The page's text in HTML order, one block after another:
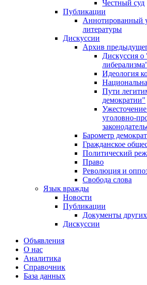
Честный суд
Публикации
Аннотированный
литературы
Дискуссии
Архив
Дискуссия о
Идеология
Пути
демократии"
уголовно-
Барометр
Гражданское
Политический
Право
Революция и
Свобода слова
Язык вражды
Новости
Публикации
Документы
Дискуссии
Объявления
О нас
Аналитика
Справочник
База данных